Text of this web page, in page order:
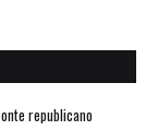
republicano